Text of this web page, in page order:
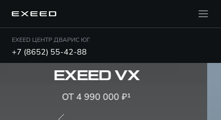
EXEED ЦЕНТР ДВАРИС ЮГ
+7 (8652) 55-42-88
СУБСИДИРОВАННЫЙ